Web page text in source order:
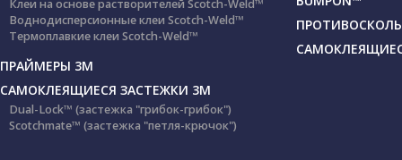
Клеи на основе растворителей Scotch-Weld™
Воднодисперсионные клеи Scotch-Weld™
Термоплавкие клеи Scotch-Weld™
ПРАЙМЕРЫ 3М
САМОКЛЕЯЩИЕСЯ ЗАСТЕЖКИ 3М
Dual-Lock™ (застежка "грибок-грибок")
Scotchmate™ (застежка "петля-крючок")